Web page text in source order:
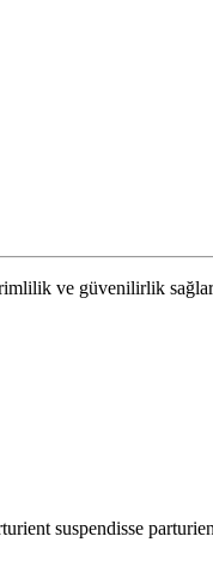
ve güvenilirlik
suspendisse